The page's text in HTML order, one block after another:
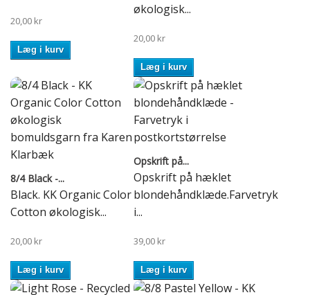
20,00 kr
Læg i kurv
økologisk...
20,00 kr
Læg i kurv
8/4 Black -...
Black. KK Organic Color
Cotton økologisk...
20,00 kr
Læg i kurv
Opskrift på...
Opskrift på hæklet
blondehåndklæde.Farvetryk
i...
39,00 kr
Læg i kurv